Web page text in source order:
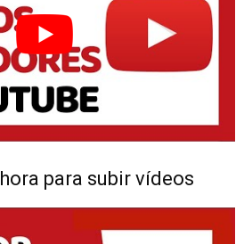
para subir vídeos